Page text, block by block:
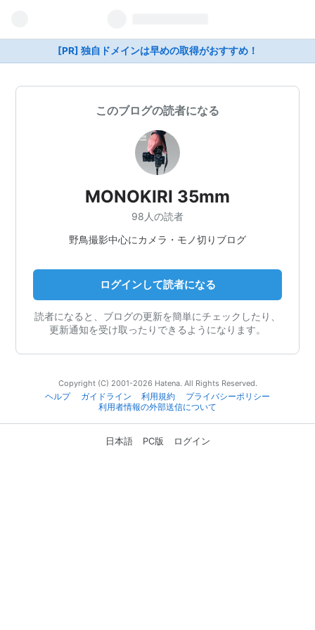
[PR] 独自ドメインは早めの取得がおすすめ！
このブログの読者になる
MONOKIRI 35mm
98人の読者
野鳥撮影中心にカメラ・モノ切りブログ
ログインして読者になる
読者になると、ブログの更新を簡単にチェックしたり、
更新通知を受け取ったりできるようになります。
Copyright (C) 2001-2026 Hatena. All Rights Reserved.
ヘルプ
ガイドライン 利用規約
プライバシーポリシー
利用者情報の外部送信について
日本語 PC版 ログイン